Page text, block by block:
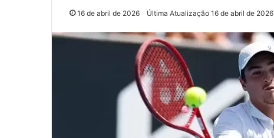
16 de abril de 2026 Última Atualização 16 de abril de 2026